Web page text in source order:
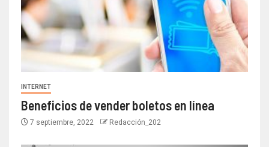
INTERNET
Beneficios de vender boletos en línea
7 septiembre, 2022 Redacción_202